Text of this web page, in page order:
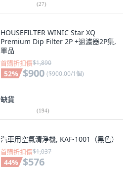
(27)
HOUSEFILTER WINIC Star XQ
Premium Dip Filter 2P +過濾器2P集,
單品
首購折扣價$1,890
52% $900 ($900.00/1個)
缺貨
(194)
汽車用空氣清淨機, KAF-1001（黑色）
首購折扣價$1,037
44% $576